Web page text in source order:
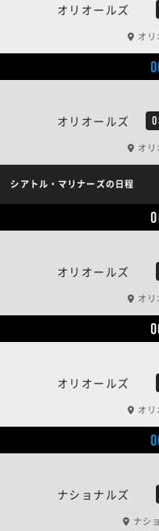
オリオールズ
オ
オリオールズ
オ
シアトル・マリナーズの日程
オリオールズ
オ
オリオールズ
オ
ナショナルズ
ナシ